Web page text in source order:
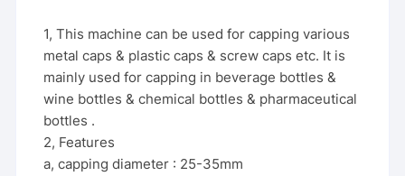
1, This machine can be used for capping various
metal caps & plastic caps & screw caps etc. It is
mainly used for capping in beverage bottles &
wine bottles & chemical bottles & pharmaceutical
bottles .
2, Features
a, capping diameter : 25-35mm